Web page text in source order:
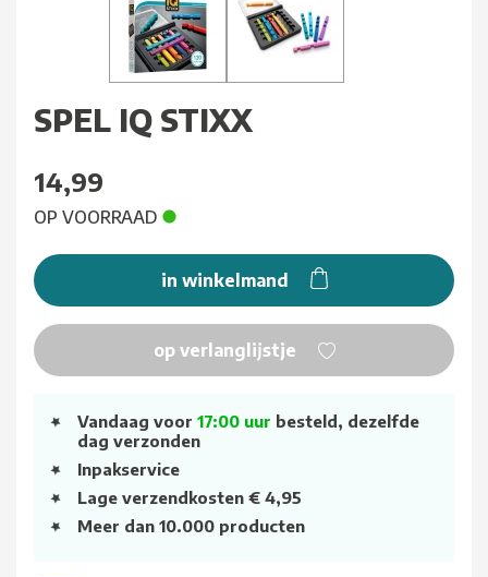
SPEL IQ STIXX
14,99
OP VOORRAAD
in winkelmand
op verlanglijstje
Vandaag voor 17:00 uur besteld, dezelfde
dag verzonden
Inpakservice
Lage verzendkosten € 4,95
Meer dan 10.000 producten